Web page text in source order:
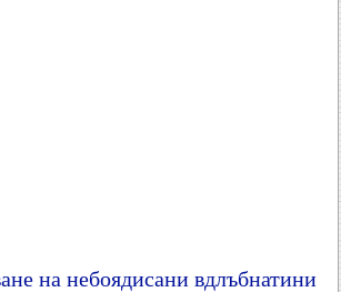
на небоядисани вдлъбнатини